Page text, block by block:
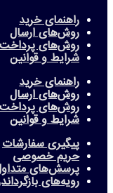
راهنمای خرید
روش‌های ارسال
روش‌های پرداخت
شرایط و قوانین
راهنمای خرید
روش‌های ارسال
روش‌های پرداخت
شرایط و قوانین
پیگیری سفارشات
حریم خصوصی
پرسش‌های
رویه‌های